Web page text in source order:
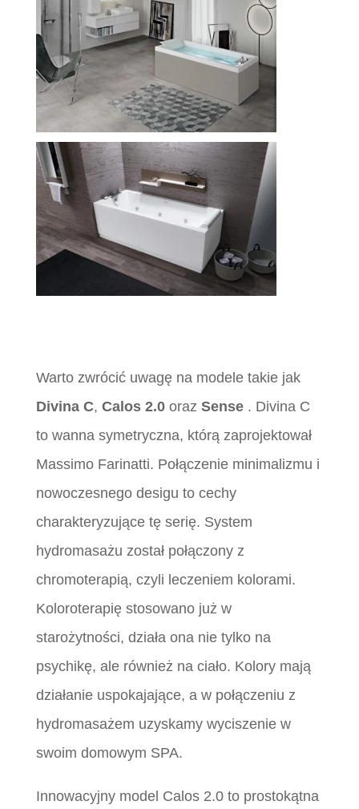
Warto zwrócić uwagę na modele takie jak
Divina C, Calos 2.0oraz Sense. Divina C
to wanna symetryczna, którą zaprojektował
Massimo Farinatti. Połączenie minimalizmu i
nowoczesnego desigu to cechy
charakteryzujące tę serię. System
hydromasażu został połączony z
chromoterapią, czyli leczeniem kolorami.
Koloroterapię stosowano już w
starożytności, działa ona nie tylko na
psychikę, ale również na ciało. Kolory mają
działanie uspokajające, a w połączeniu z
hydromasażem uzyskamy wyciszenie w
swoim domowym SPA.
Innowacyjny model Calos 2.0 to prostokątna